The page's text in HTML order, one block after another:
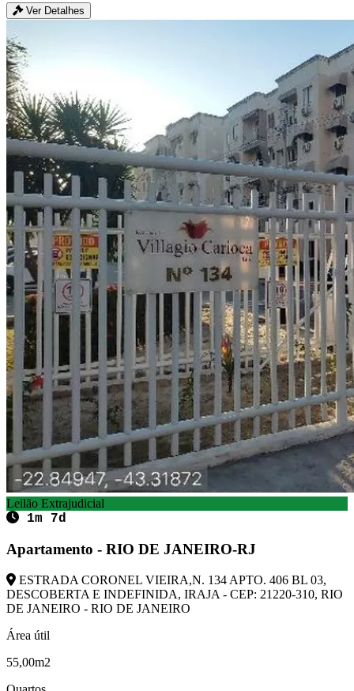
Ver Detalhes
Leilão Extrajudicial
1m 7d
Apartamento - RIO DE JANEIRO-RJ
ESTRADA CORONEL VIEIRA,N. 134 APTO. 406 BL 03,
DESCOBERTA E INDEFINIDA, IRAJA - CEP: 21220-310, RIO
DE JANEIRO - RIO DE JANEIRO
Área útil
55,00m2